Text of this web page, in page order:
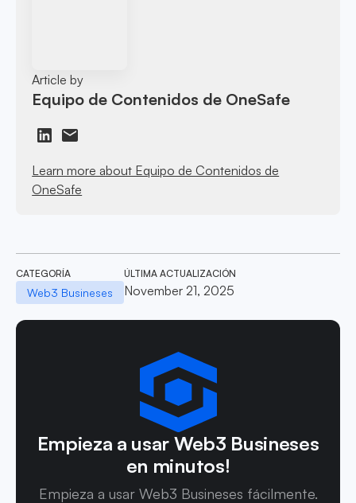
Article by
Equipo de Contenidos de OneSafe
Learn more about Equipo de Contenidos de
OneSafe
CATEGORÍA
Web3 Busineses
ÚLTIMA ACTUALIZACIÓN
November 21, 2025
Empieza a usar Web3 Busineses
en minutos!
Empieza a usar Web3 Busineses fácilmente.